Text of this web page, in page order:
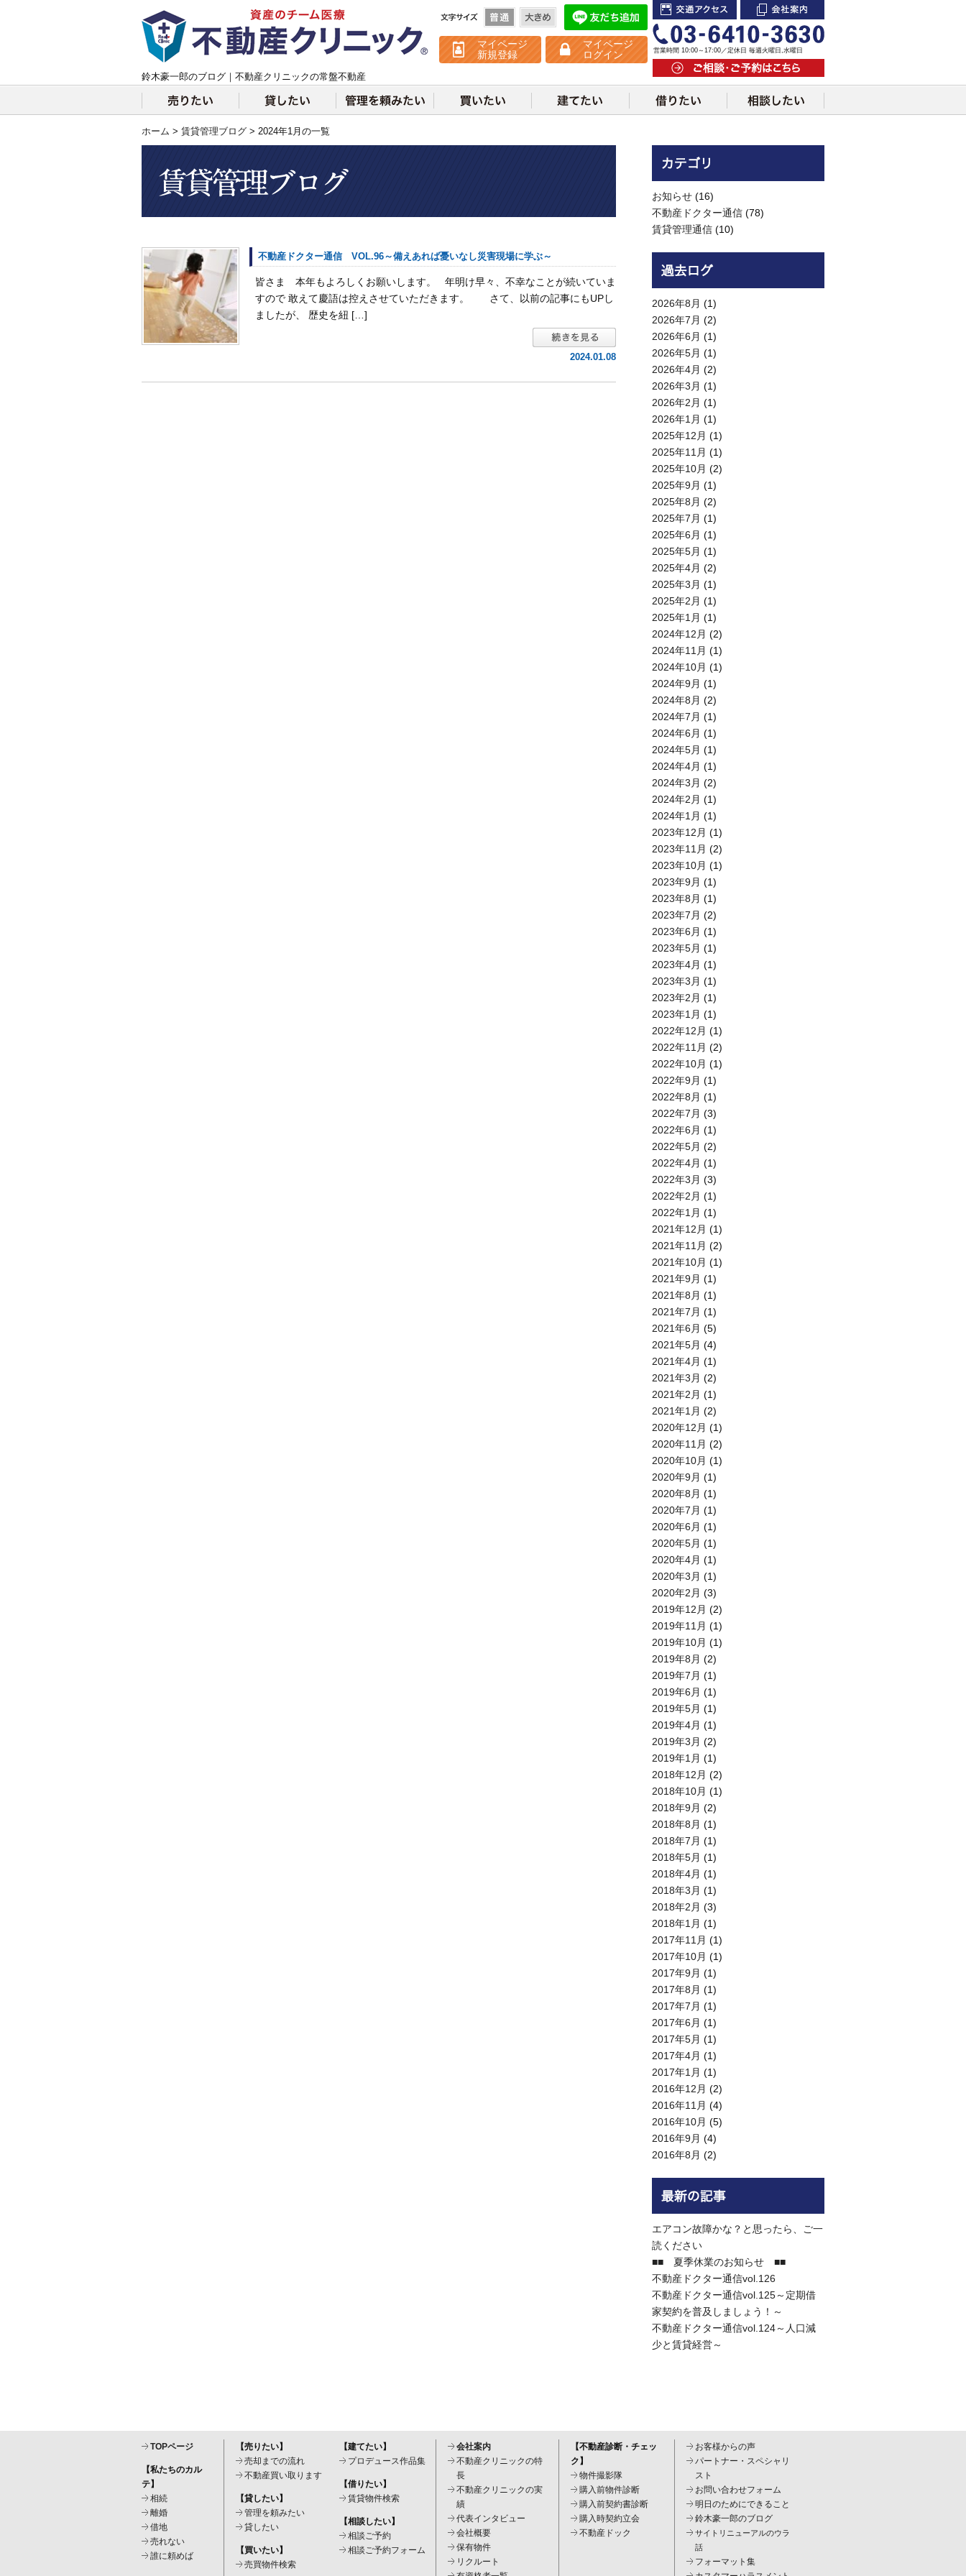
不動産クリニック
鈴木豪一郎のブログ｜不動産クリニックの常盤不動産
マイページ
新規登録
マイページ
ログイン
交通アクセス
営業時間 10:00～17:00／定休日 毎週火曜日,水曜日
ホーム > 賃貸管理ブログ > 2024年1月の一覧
不動産ドクター通信 VOL.96～備えあれば憂いなし災害現場に学ぶ～
皆さま 本年もよろしくお願いします。 年明け早々、不幸なことが続いていま
すので 敢えて慶語は控えさせていただきます。 さて、以前の記事にもUPし
ましたが、 歴史を紐 […]
2024.01.08
お知らせ (16)
不動産ドクター通信 (78)
賃貸管理通信 (10)
2026年8月 (1)
2026年7月 (2)
2026年6月 (1)
2026年5月 (1)
2026年4月 (2)
2026年3月 (1)
2026年2月 (1)
2026年1月 (1)
2025年12月 (1)
2025年11月 (1)
2025年10月 (2)
2025年9月 (1)
2025年8月 (2)
2025年7月 (1)
2025年6月 (1)
2025年5月 (1)
2025年4月 (2)
2025年3月 (1)
2025年2月 (1)
2025年1月 (1)
2024年12月 (2)
2024年11月 (1)
2024年10月 (1)
2024年9月 (1)
2024年8月 (2)
2024年7月 (1)
2024年6月 (1)
2024年5月 (1)
2024年4月 (1)
2024年3月 (2)
2024年2月 (1)
2024年1月 (1)
2023年12月 (1)
2023年11月 (2)
2023年10月 (1)
2023年9月 (1)
2023年8月 (1)
2023年7月 (2)
2023年6月 (1)
2023年5月 (1)
2023年4月 (1)
2023年3月 (1)
2023年2月 (1)
2023年1月 (1)
2022年12月 (1)
2022年11月 (2)
2022年10月 (1)
2022年9月 (1)
2022年8月 (1)
2022年7月 (3)
2022年6月 (1)
2022年5月 (2)
2022年4月 (1)
2022年3月 (3)
2022年2月 (1)
2022年1月 (1)
2021年12月 (1)
2021年11月 (2)
2021年10月 (1)
2021年9月 (1)
2021年8月 (1)
2021年7月 (1)
2021年6月 (5)
2021年5月 (4)
2021年4月 (1)
2021年3月 (2)
2021年2月 (1)
2021年1月 (2)
2020年12月 (1)
2020年11月 (2)
2020年10月 (1)
2020年9月 (1)
2020年8月 (1)
2020年7月 (1)
2020年6月 (1)
2020年5月 (1)
2020年4月 (1)
2020年3月 (1)
2020年2月 (3)
2019年12月 (2)
2019年11月 (1)
2019年10月 (1)
2019年8月 (2)
2019年7月 (1)
2019年6月 (1)
2019年5月 (1)
2019年4月 (1)
2019年3月 (2)
2019年1月 (1)
2018年12月 (2)
2018年10月 (1)
2018年9月 (2)
2018年8月 (1)
2018年7月 (1)
2018年5月 (1)
2018年4月 (1)
2018年3月 (1)
2018年2月 (3)
2018年1月 (1)
2017年11月 (1)
2017年10月 (1)
2017年9月 (1)
2017年8月 (1)
2017年7月 (1)
2017年6月 (1)
2017年5月 (1)
2017年4月 (1)
2017年1月 (1)
2016年12月 (2)
2016年11月 (4)
2016年10月 (5)
2016年9月 (4)
2016年8月 (2)
エアコン故障かな？と思ったら、ご一
読ください
■■ 夏季休業のお知らせ ■■
不動産ドクター通信vol.126
不動産ドクター通信vol.125～定期借
家契約を普及しましょう！～
不動産ドクター通信vol.124～人口減
少と賃貸経営～
TOPページ
【私たちのカル
テ】
相続
離婚
借地
売れない
誰に頼めば
【売りたい】
売却までの流れ
不動産買い取ります
【貸したい】
管理を頼みたい
貸したい
【買いたい】
売買物件検索
【建てたい】
プロデュース作品集
【借りたい】
賃貸物件検索
【相談したい】
相談ご予約
相談ご予約フォーム
会社案内
不動産クリニックの特
長
不動産クリニックの実
績
代表インタビュー
会社概要
保有物件
リクルート
【不動産診断・チェッ
ク】
物件撮影隊
購入前物件診断
購入前契約書診断
購入時契約立会
不動産ドック
お客様からの声
パートナー・スペシャリ
スト
お問い合わせフォーム
明日のためにできること
鈴木豪一郎のブログ
サイトリニューアルのウラ
話
フォーマット集